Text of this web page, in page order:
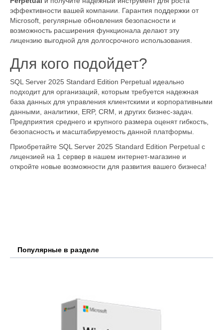
эффективности вашей компании. Гарантия поддержки от
Microsoft, регулярные обновления безопасности и
возможность расширения функционала делают эту
лицензию выгодной для долгосрочного использования.
Для кого подойдет?
SQL Server 2025 Standard Edition Perpetual идеально
подходит для организаций, которым требуется надежная
база данных для управления клиентскими и корпоративными
данными, аналитики, ERP, CRM, и других бизнес-задач.
Предприятия среднего и крупного размера оценят гибкость,
безопасность и масштабируемость данной платформы.
Приобретайте SQL Server 2025 Standard Edition Perpetual с
лицензией на 1 сервер в нашем интернет-магазине и
откройте новые возможности для развития вашего бизнеса!
Популярные в разделе